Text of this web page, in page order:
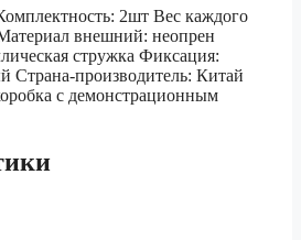
2шт Вес каждого
внешний: неопрен
стружка Фиксация:
Страна-производитель: Китай
с демонстрационным